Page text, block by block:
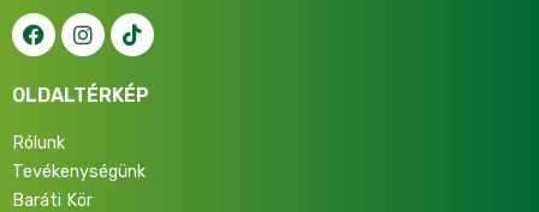
OLDALTÉRKÉP
Rólunk
Tevékenységünk
Baráti Kör